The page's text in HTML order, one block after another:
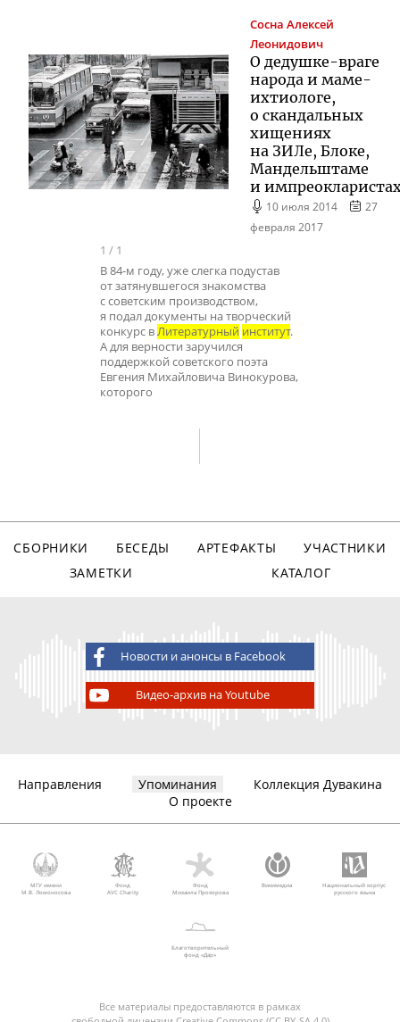
Сосна Алексей
Леонидович
О дедушке-враге
народа и маме-
ихтиологе,
о скандальных
хищениях
на ЗИЛе, Блоке,
Мандельштаме
и
10 июля 2014
27
февраля 2017
1 / 1
В 84-м году, уже слегка подустав
от затянувшегося знакомства
с советским производством,
я подал документы на творческий
конкурс вЛитературный институт.
А для верности заручился
поддержкой советского поэта
Евгения Михайловича Винокурова,
которого
СБОРНИКИ БЕСЕДЫ АРТЕФАКТЫ
УЧАСТНИКИ
ЗАМЕТКИ
КАТАЛОГ
Новости и анонсы в Facebook
Видео-архив на Youtube
Направления Упоминания
Коллекция Дувакина
О проекте
МГУ имени
М.В. Ломоносова
Фонд
AVC Charity
Фонд
Михаила Прохорова
Викимедиа
Национальный корпус
русского языка
Благотворительный
фонд «Дар»
Все материалы предоставляются в рамках